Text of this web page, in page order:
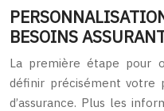
BESOINS
La première étape pour
définir précisément votre
d’assurance. Plus les